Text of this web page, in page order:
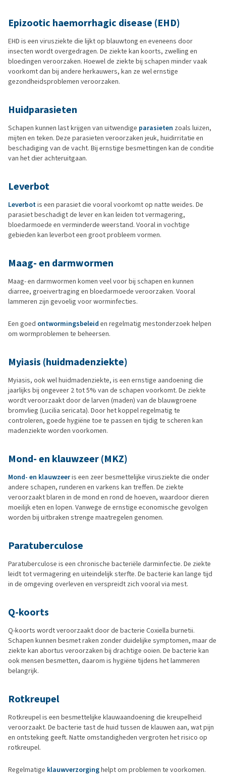
Epizootic haemorrhagic disease (EHD)
EHD is een virusziekte die lijkt op blauwtong en eveneens door
insecten wordt overgedragen. De ziekte kan koorts, zwelling en
bloedingen veroorzaken. Hoewel de ziekte bij schapen minder vaak
voorkomt dan bij andere herkauwers, kan ze wel ernstige
gezondheidsproblemen veroorzaken.
Huidparasieten
Schapen kunnen last krijgen van uitwendige parasieten zoals luizen,
mijten en teken. Deze parasieten veroorzaken jeuk, huidirritatie en
beschadiging van de vacht. Bij ernstige besmettingen kan de conditie
van het dier achteruitgaan.
Leverbot
Leverbotis een parasiet die vooral voorkomt op natte weides. De
parasiet beschadigt de lever en kan leiden tot vermagering,
bloedarmoede en verminderde weerstand. Vooral in vochtige
gebieden kan leverbot een groot probleem vormen.
Maag- en darmwormen
Maag- en darmwormen komen veel voor bij schapen en kunnen
diarree, groeivertraging en bloedarmoede veroorzaken. Vooral
lammeren zijn gevoelig voor worminfecties.
Een goed ontwormingsbeleid en regelmatig mestonderzoek helpen
om wormproblemen te beheersen.
Myiasis (huidmadenziekte)
Myiasis, ook wel huidmadenziekte, is een ernstige aandoening die
jaarlijks bij ongeveer 2 tot 5% van de schapen voorkomt. De ziekte
wordt veroorzaakt door de larven (maden) van de blauwgroene
bromvlieg (Lucilia sericata). Door het koppel regelmatig te
controleren, goede hygiëne toe te passen en tijdig te scheren kan
madenziekte worden voorkomen.
Mond- en klauwzeer (MKZ)
Mond- en klauwzeeris een zeer besmettelijke virusziekte die onder
andere schapen, runderen en varkens kan treffen. De ziekte
veroorzaakt blaren in de mond en rond de hoeven, waardoor dieren
moeilijk eten en lopen. Vanwege de ernstige economische gevolgen
worden bij uitbraken strenge maatregelen genomen.
Paratuberculose
Paratuberculose is een chronische bacteriële darminfectie. De ziekte
leidt tot vermagering en uiteindelijk sterfte. De bacterie kan lange tijd
in de omgeving overleven en verspreidt zich vooral via mest.
Q-koorts
Q-koorts wordt veroorzaakt door de bacterie Coxiella burnetii.
Schapen kunnen besmet raken zonder duidelijke symptomen, maar de
ziekte kan abortus veroorzaken bij drachtige ooien. De bacterie kan
ook mensen besmetten, daarom is hygiëne tijdens het lammeren
belangrijk.
Rotkreupel
Rotkreupel is een besmettelijke klauwaandoening die kreupelheid
veroorzaakt. De bacterie tast de huid tussen de klauwen aan, wat pijn
en ontsteking geeft. Natte omstandigheden vergroten het risico op
rotkreupel.
Regelmatige klauwverzorginghelpt om problemen te voorkomen.